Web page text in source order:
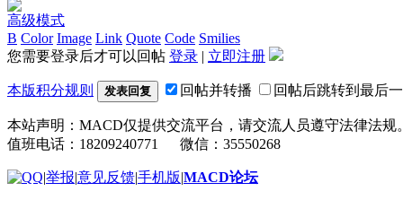
高级模式
B Color Image Link Quote Code Smilies
您需要登录后才可以回帖 登录 | 立即注册
本版积分规则 发表回复 回帖并转播 回帖后跳转到最后
本站声明：MACD仅提供交流平台，请交流人员遵守法律法规
值班电话：18209240771 微信：35550268
|举报|意见反馈|手机版|MACD论坛